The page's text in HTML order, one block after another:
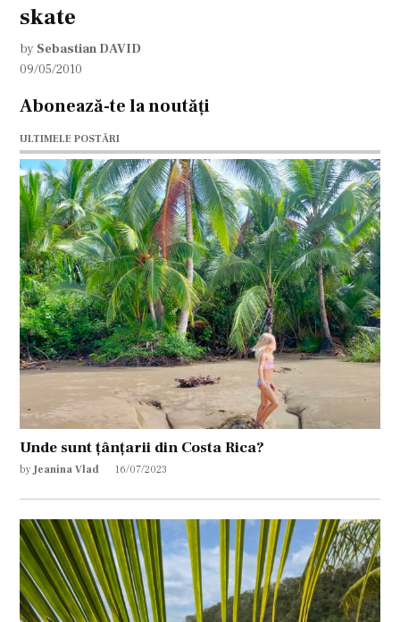
skate
by Sebastian DAVID
09/05/2010
Abonează-te la noutăți
ULTIMELE POSTĂRI
Unde sunt țânțarii din Costa Rica?
by Jeanina Vlad 16/07/2023